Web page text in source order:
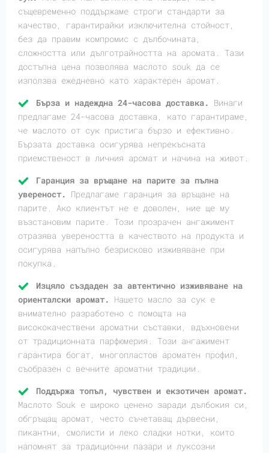
същевременно поддържаме строги стандарти за
качество, гарантирайки изключителна стойност,
без да правим компромис с дълбочината,
сложността или дълготрайността на аромата. Тази
достъпна цена позволява маслото souk да се
използва ежедневно като характерен аромат.
Бърза и надеждна 24-часова доставка. Винаги
предлагаме 24-часова доставка, като гарантираме,
че маслото от сук пристига бързо и ефективно.
Бързата доставка осигурява непрекъсната
приемственост в личния аромат и начина на живот.
Гаранция за връщане на парите за пълна
увереност. Предлагаме гаранция за връщане на
парите. Ако клиентът не е доволен, ние ще му
възстановим парите. Този прозрачен ангажимент
отразява увереността в качеството на продукта и
осигурява напълно безрисково изживяване при
покупка.
Изцяло създаден за автентично изживяване на
ориенталски аромат. Нашето масло за сук е
внимателно разработено с помощта на
висококачествени ароматни съставки, вдъхновени
от традиционната парфюмерия. Този ангажимент
гарантира богат, многопластов ароматен профил,
съобразен с вечните ароматни традиции.
Поддържа топъл, чувствен и екзотичен аромат.
Маслото Souk е широко ценено заради дълбокия си,
обгръщащ аромат, често съчетаващ дървесни,
пикантни, смолисти и леко сладки нотки, които
напомнят за традиционни пазари и луксозни